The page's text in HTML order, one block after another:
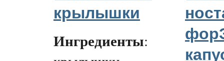
крылышки
Ингредиенты: